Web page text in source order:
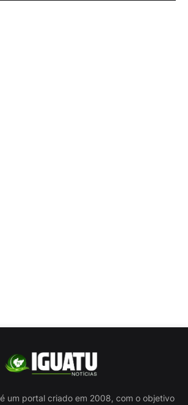
um portal criado em 2008, com o objetivo